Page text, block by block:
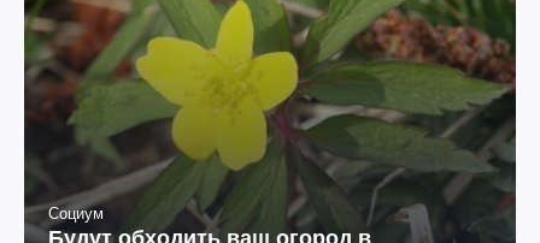
Социум
Будут обходить ваш огород в